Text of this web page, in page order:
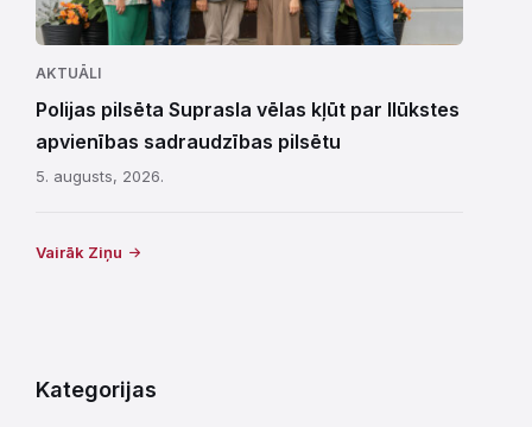
AKTUĀLI
Polijas pilsēta Suprasla vēlas kļūt par Ilūkstes
apvienības sadraudzības pilsētu
5. augusts, 2026.
Vairāk Ziņu
Kategorijas